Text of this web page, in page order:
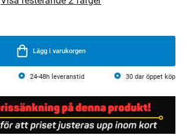
Lägg i varukorgen
24-48h leveranstid 30 dar öppet köp